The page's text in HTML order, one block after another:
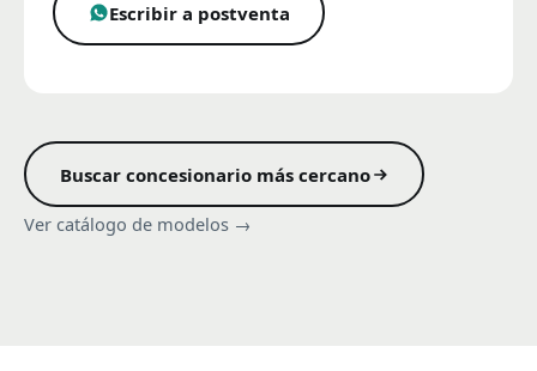
Escribir a postventa
Buscar concesionario más cercano
Ver catálogo de modelos →